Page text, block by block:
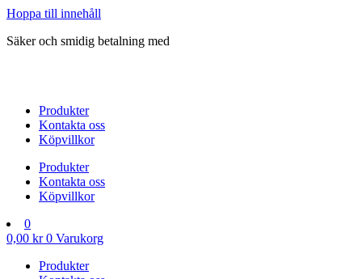
Hoppa till innehåll
Säker och smidig betalning med
Produkter
Kontakta oss
Köpvillkor
Produkter
Kontakta oss
Köpvillkor
0
0,00 kr 0 Varukorg
Produkter